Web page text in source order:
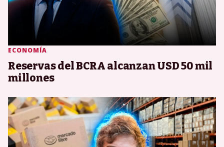
ECONOMÍA
Reservas del BCRA alcanzan USD 50 mil
millones